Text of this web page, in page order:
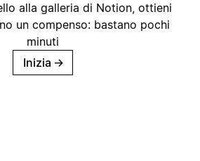
alla galleria di Notion, ottieni
un compenso: bastano pochi
minuti
Inizia →